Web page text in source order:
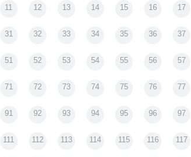
11 12 13 14 15 16 17
31 32 33 34 35 36 37
51 52 53 54 55 56 57
71 72 73 74 75 76 77
91 92 93 94 95 96 97
111 112 113 114 115 116 117